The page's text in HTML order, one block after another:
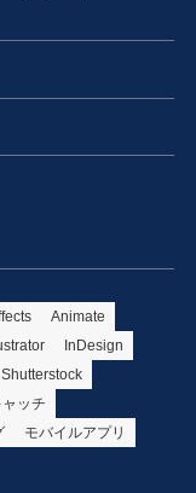
Animate
InDesign
Shutterstock
ッチ
モバイルアプリ